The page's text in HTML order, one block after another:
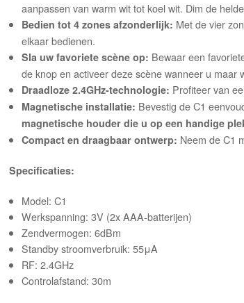
aanpassen van warm wit tot koel wit. Dim de
Bedien tot 4 zones afzonderlijk: Met de vier
elkaar bedienen.
Sla uw favoriete scène op: Bewaar een
de knop en activeer deze scène wanneer u maar
Draadloze 2.4GHz-technologie: Profiteer van
Magnetische installatie: Bevestig de C1
magnetische houder die u op een handige
Compact en draagbaar ontwerp: Neem de C1
Specificaties:
Model: C1
Werkspanning: 3V (2x AAA-batterijen)
Zendvermogen: 6dBm
Standby stroomverbruik: 55μA
RF: 2.4GHz
Controlafstand: 30m